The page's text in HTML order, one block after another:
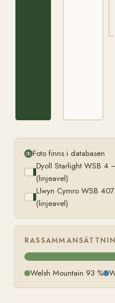
Foto finns i databasen
Dyoll Starlight WSB 4
(linjeavel)
Llwyn Cymro WSB
(linjeavel)
Welsh Mountain 93 %